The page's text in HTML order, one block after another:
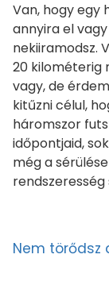
Van, hogy egy
annyira el
nekiiramodsz.
20 kilométerig
vagy, de
kitűzni célul,
háromszor
időpontjaid,
még a
Nem törődsz